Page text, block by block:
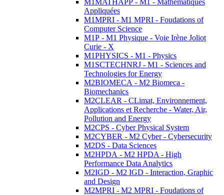
M1MATHAPP - M1 - Mathématiques
Appliquées
M1MPRI - M1 MPRI - Foudations of
Computer Science
M1P - M1 Physique - Voie Irène Joliot
Curie - X
M1PHYSICS - M1 - Physics
M1SCTECHNRJ - M1 - Sciences and
Technologies for Energy
M2BIOMECA - M2 Biomeca -
Biomechanics
M2CLEAR - CLimat, Environnement,
Applications et Recherche - Water, Air,
Pollution and Energy
M2CPS - Cyber Physical System
M2CYBER - M2 Cyber - Cybersecurity
M2DS - Data Sciences
M2HPDA - M2 HPDA - High
Performance Data Analytics
M2IGD - M2 IGD - Interaction, Graphic
and Design
M2MPRI - M2 MPRI - Foudations of